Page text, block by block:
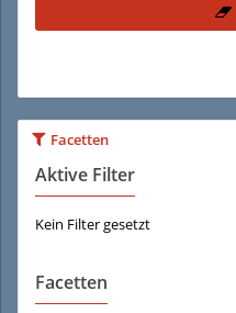
Facetten
Aktive Filter
Kein Filter gesetzt
Facetten